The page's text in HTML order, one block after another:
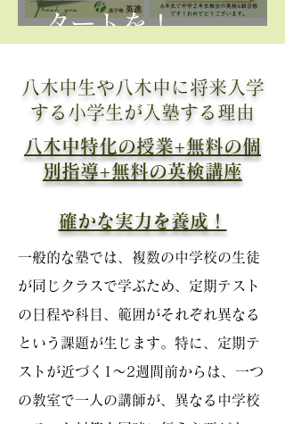
タートを！
八木中生や八木中に将来入学
する小学生が入塾する理由
​八木中特化の授業+無料の個
別指導+無料の英検講座
​確かな実力を養成！
一般的な塾では、複数の中学校の生徒
が同じクラスで学ぶため、定期テスト
の日程や科目、範囲がそれぞれ異なる
という課題が生じます。特に、定期テ
ストが近づく1～2週間前からは、一つ
の教室で一人の講師が、異なる中学校